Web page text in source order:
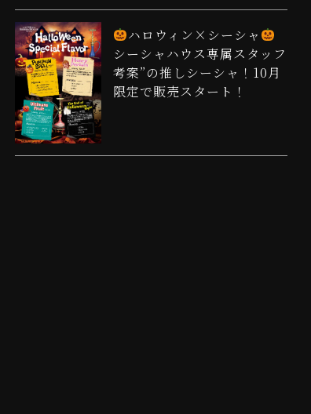
ハロウィン×シーシャ
シーシャハウス専属スタッフ
考案”の推しシーシャ！10月
限定で販売スタート！